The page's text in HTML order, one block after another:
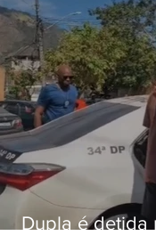
Dupla é detida